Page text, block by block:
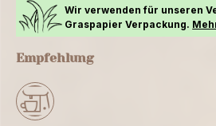
Wir verwenden für unseren
Graspapier Verpackung.
Empfehlung